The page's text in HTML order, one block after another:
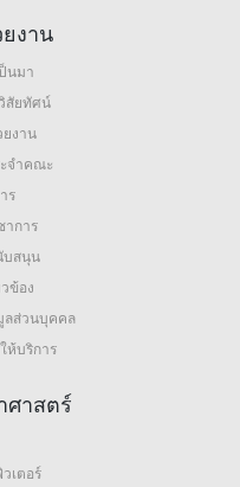
งาน
นมา
สัยทัศน์
ยงาน
จำคณะ
ร
าการ
บสนุน
ข้อง
ลส่วนบุคคล
ห้บริการ
ศาสตร์
เตอร์